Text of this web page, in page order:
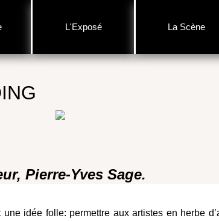
L'Exposé La Scène
Pierre-Yves Sage.
idée folle: permettre aux artistes en herbe